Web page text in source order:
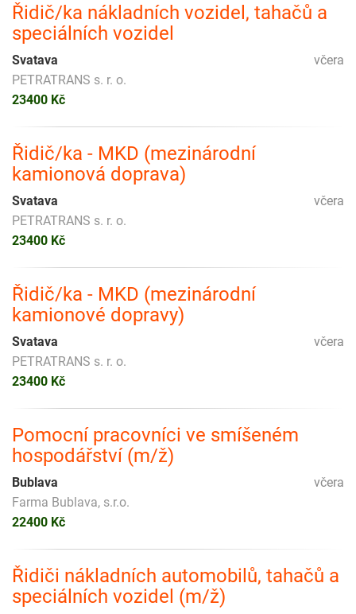
Řidič/ka nákladních vozidel, tahačů a
speciálních vozidel
včera
Svatava
PETRATRANS s. r. o.
23400 Kč
Řidič/ka - MKD (mezinárodní
kamionová doprava)
včera
Svatava
PETRATRANS s. r. o.
23400 Kč
Řidič/ka - MKD (mezinárodní
kamionové dopravy)
včera
Svatava
PETRATRANS s. r. o.
23400 Kč
Pomocní pracovníci ve smíšeném
hospodářství (m/ž)
včera
Bublava
Farma Bublava, s.r.o.
22400 Kč
Řidiči nákladních automobilů, tahačů a
speciálních vozidel (m/ž)